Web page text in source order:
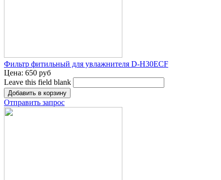
Фильтр фитильный для увлажнителя D-H30ECF
Цена: 650 руб
Leave this field blank
Отправить запрос